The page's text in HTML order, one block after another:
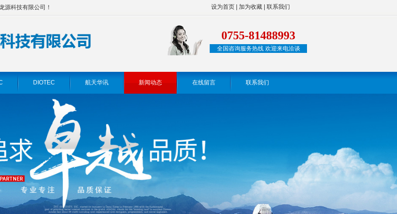
源科技有限公司！ 设为首页 加为收藏 联系我们
0755-81488993
全国咨询服务热线 欢迎来电洽谈
DIOTEC 航天华讯 新闻动态 在线留言 联系我们